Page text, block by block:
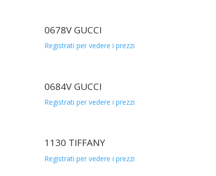
0678V GUCCI
Registrati per vedere i prezzi
0684V GUCCI
Registrati per vedere i prezzi
1130 TIFFANY
Registrati per vedere i prezzi